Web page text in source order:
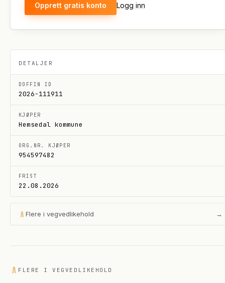
Opprett gratis konto Logg inn
DETALJER
DOFFIN ID
2026-111911
KJØPER
Hemsedal kommune
ORG.NR. KJØPER
954597482
FRIST
22.08.2026
Flere i vegvedlikehold →
FLERE IVEGVEDLIKEHOLD